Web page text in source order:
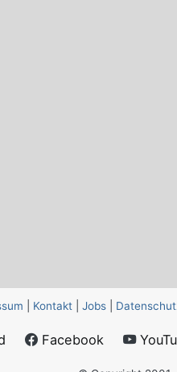
Kontakt Jobs
Facebook